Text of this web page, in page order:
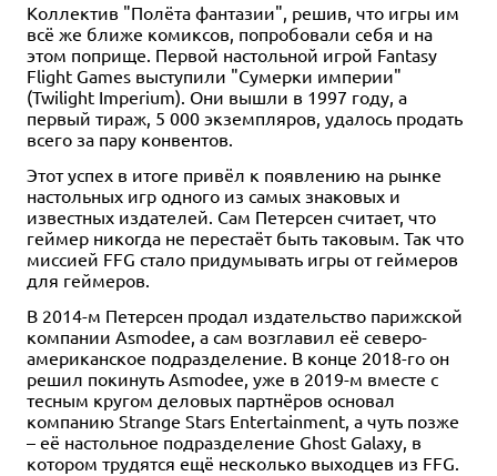
Коллектив "Полёта фантазии", решив, что игры им
всё же ближе комиксов, попробовали себя и на
этом поприще. Первой настольной игрой Fantasy
Flight Games выступили "Сумерки империи"
(Twilight Imperium). Они вышли в 1997 году, а
первый тираж, 5 000 экземпляров, удалось продать
всего за пару конвентов.
Этот успех в итоге привёл к появлению на рынке
настольных игр одного из самых знаковых и
известных издателей. Сам Петерсен считает, что
геймер никогда не перестаёт быть таковым. Так что
миссией FFG стало придумывать игры от геймеров
для геймеров.
В 2014-м Петерсен продал издательство парижской
компании Asmodee, а сам возглавил её северо-
американское подразделение. В конце 2018-го он
решил покинуть Asmodee, уже в 2019-м вместе с
тесным кругом деловых партнёров основал
компанию Strange Stars Entertainment, а чуть позже
– её настольное подразделение Ghost Galaxy, в
котором трудятся ещё несколько выходцев из FFG.